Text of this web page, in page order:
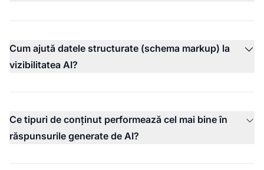
Cum ajută datele structurate (schema markup) la
vizibilitatea AI?
Ce tipuri de conținut performează cel mai bine în
răspunsurile generate de AI?